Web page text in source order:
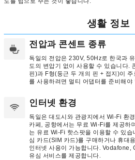
생활 정보
전압과 콘센트 종류
독일의 전압은 230V, 50Hz로 한국과
도의 변압기 없이 사용할 수 있습니다.
핀)과 F형(둥근 두 개의 핀 + 접지)이 주
를 사용하려면 멀티 어댑터를 준비해야
인터넷 환경
독일은 대도시와 관광지에서 Wi-Fi 환
카페, 공항에서는 무료 Wi-Fi를 제공하
는 유료 Wi-Fi 핫스팟을 이용할 수 있습
심 카드(SIM 카드)를 구매하거나 휴대
인터넷 사용이 가능합니다. Vodafone,
유심 서비스를 제공합니다.